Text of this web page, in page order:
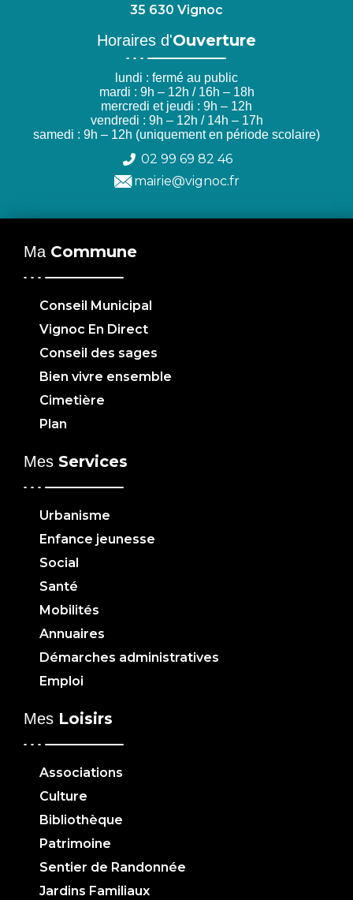
35 630 Vignoc
Horaires d'Ouverture
lundi : fermé au public
mardi : 9h – 12h / 16h – 18h
mercredi et jeudi : 9h – 12h
vendredi : 9h – 12h / 14h – 17h
samedi : 9h – 12h (uniquement en période scolaire)
02 99 69 82 46
mairie@vignoc.fr
Ma Commune
Conseil Municipal
Vignoc En Direct
Conseil des sages
Bien vivre ensemble
Cimetière
Plan
Mes Services
Urbanisme
Enfance jeunesse
Social
Santé
Mobilités
Annuaires
Démarches administratives
Emploi
Mes Loisirs
Associations
Culture
Bibliothèque
Patrimoine
Sentier de Randonnée
Jardins Familiaux